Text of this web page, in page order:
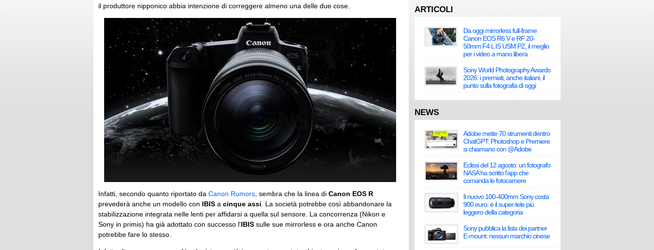
il produttore nipponico abbia intenzione di correggere almeno una delle due cose.
Infatti, secondo quanto riportato da Canon Rumors , sembra che la linea di Canon EOS R
prevederà anche un modello con IBIS a cinque assi . La società potrebbe così abbandonare la
stabilizzazione integrata nelle lenti per affidarsi a quella sul sensore. La concorrenza (Nikon e
Sony in primis) ha già adottato con successo l'IBIS sulle sue mirrorless e ora anche Canon
potrebbe fare lo stesso.
ARTICOLI
Da oggi mirrorless full-frame
Canon EOS R6 V e RF 20-
50mm F4 L IS USM PZ, il meglio
per i video a mano libera
Sony World Photography Awards
2026: i premiati, anche italiani, il
punto sulla fotografia di oggi
NEWS
Adobe mette 70 strumenti dentro
ChatGPT: Photoshop e Premiere
si chiamano con @Adobe
Eclissi del 12 agosto: un fotografo
NASA ha scritto l'app che
comanda le fotocamere
Il nuovo 100-400mm Sony costa
900 euro: è il super-tele più
leggero della categoria
Sony pubblica la lista dei partner
E-mount: nessun marchio cinese